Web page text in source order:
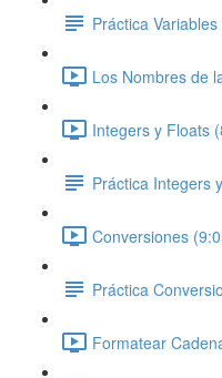
Práctica Variables
Los Nombres de
Integers y Floats
Práctica Integers
Conversiones
Práctica
Formatear